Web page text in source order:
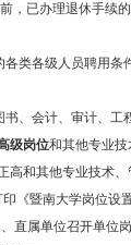
已办理退休手续
类各级人员聘用条
、会计、审计、工
级岗位和其他专业技
和其他专业技术、
《暨南大学岗位设
属单位召开单位